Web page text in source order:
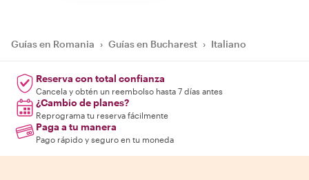
Guías en Romania › Guías en Bucharest › Italiano
Reserva con total confianza
Cancela y obtén un reembolso hasta 7 días antes
¿Cambio de planes?
Reprograma tu reserva fácilmente
Paga a tu manera
Pago rápido y seguro en tu moneda